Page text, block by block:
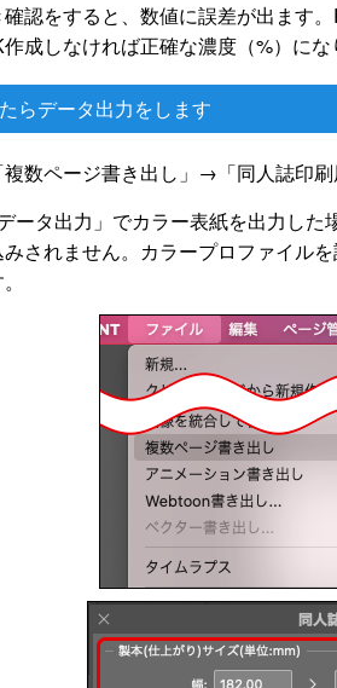
認をすると、数値に誤差が出ます
成しなければ正確な濃度（%）に
らデータ出力をします
複数ページ書き出し」→「同人誌印
ータ出力」でカラー表紙を出力し
されません。カラープロファイル